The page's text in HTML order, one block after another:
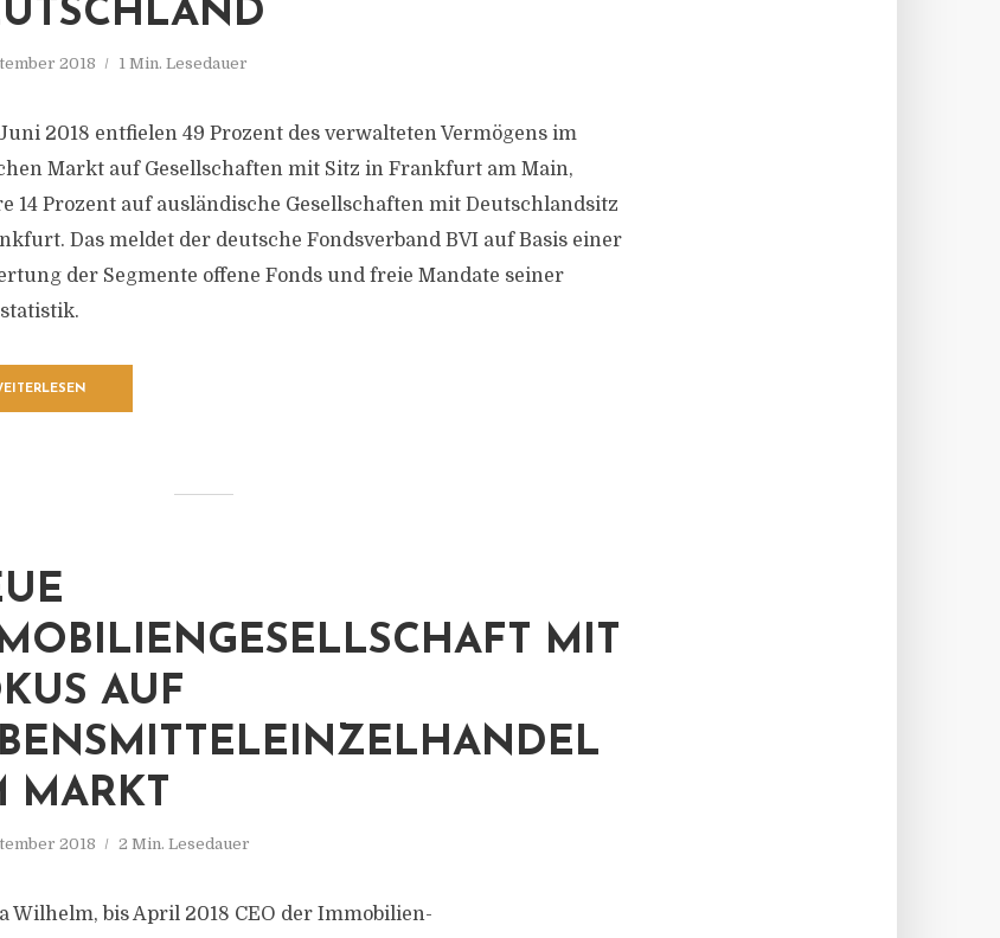
2018 1 Min. Lesedauer
2018 entfielen 49 Prozent des verwalteten Vermögens im
Markt auf Gesellschaften mit Sitz in Frankfurt am Main,
14 Prozent auf ausländische Gesellschaften mit Deutschlandsitz
Das meldet der deutsche Fondsverband BVI auf Basis einer
der Segmente offene Fonds und freie Mandate seiner
MIT
AUF
MARKT
2018 2 Min. Lesedauer
Wilhelm, bis April 2018 CEO der Immobilien-